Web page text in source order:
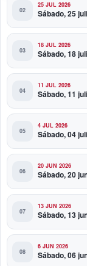
25 JUL 2026
Sábado, 25
18 JUL 2026
Sábado, 18
11 JUL 2026
Sábado, 11
4 JUL 2026
Sábado, 04
20 JUN 2026
Sábado, 20
13 JUN 2026
Sábado, 13
6 JUN 2026
Sábado, 06